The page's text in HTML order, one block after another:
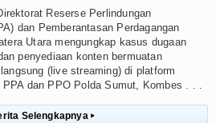
Reserse Perlindungan
dan Pemberantasan Perdagangan
Utara mengungkap kasus dugaan
penyediaan konten bermuatan
(live streaming) di platform
dan PPO Polda Sumut, Kombes . . .
Selengkapnya ▸